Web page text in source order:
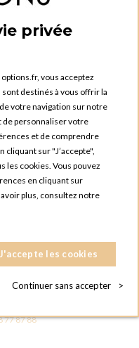
commande
77 87 88
privée
vous acceptez
destinés à vous offrir la
votre navigation sur notre
de personnaliser votre
et de comprendre
sur "J’accepte",
les cookies. Vous pouvez
en cliquant sur
plus, consultez notre
J'accepte les cookies
Continuer sans accepter >